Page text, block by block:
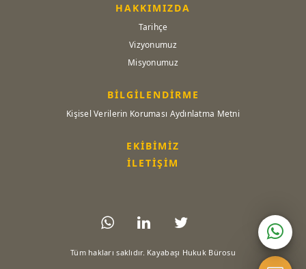
HAKKIMIZDA
Tarihçe
Vizyonumuz
Misyonumuz
BİLGİLENDİRME
Kişisel Verilerin Koruması Aydınlatma Metni
EKİBİMİZ
İLETİŞİM
Tüm hakları saklıdır. Kayabaşı Hukuk Bürosu